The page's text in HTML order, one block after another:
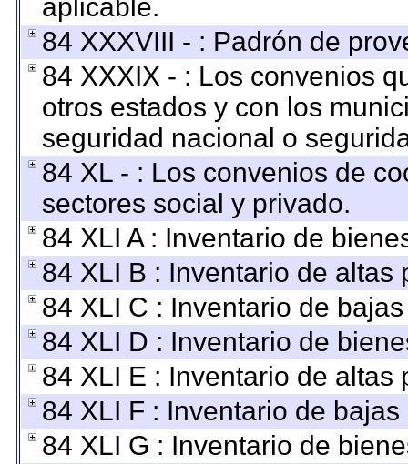
aplicable.
84 XXXVIII - : Padrón de
84 XXXIX - : Los convenios
otros estados y con los
seguridad nacional o
84 XL - : Los convenios de
sectores social y privado.
84 XLI A : Inventario de
84 XLI B : Inventario de
84 XLI C : Inventario de
84 XLI D : Inventario de
84 XLI E : Inventario de
84 XLI F : Inventario de
84 XLI G : Inventario de